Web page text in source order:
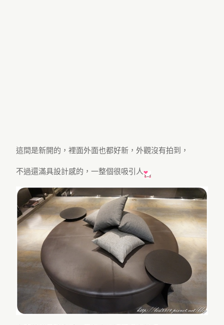
這間是新開的，裡面外面也都好新，外觀沒有拍到，
不過還滿具設計感的，一整個很吸引人